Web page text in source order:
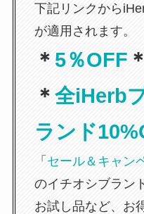
下記リンクから
が適用されます。
＊ 5％OFF ＊
＊ 全iHerb
ランド
「 セール＆キャン
のイチオシブラン
お試し品など、お